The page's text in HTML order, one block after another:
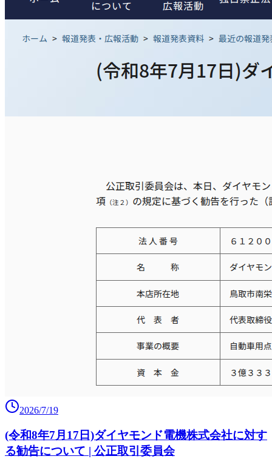
2026/7/19
(令和8年7月17日)ダイヤモンド電機株式会社に対す
る勧告について | 公正取引委員会